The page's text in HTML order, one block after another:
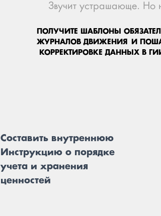
Звучит устрашающе. Но
ПОЛУЧИТЕ ШАБЛОНЫ
ЖУРНАЛОВ ДВИЖЕНИЯ И
КОРРЕКТИРОВКЕ ДАННЫХ В
Составить внутреннюю
Инструкцию о порядке
учета и хранения
ценностей